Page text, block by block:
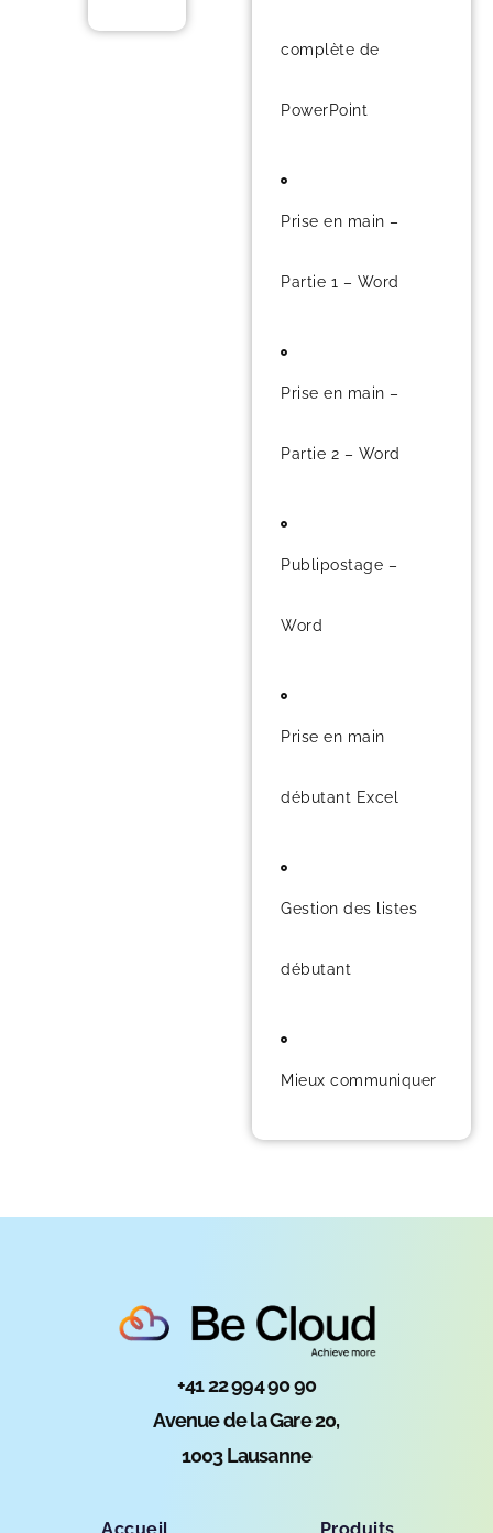
complète de
PowerPoint
Prise en main –
Partie 1 – Word
Prise en main –
Partie 2 – Word
Publipostage –
Word
Prise en main
débutant Excel
Gestion des listes
débutant
Mieux communiquer
+41 22 994 90 90
Avenue de la Gare 20,
1003 Lausanne